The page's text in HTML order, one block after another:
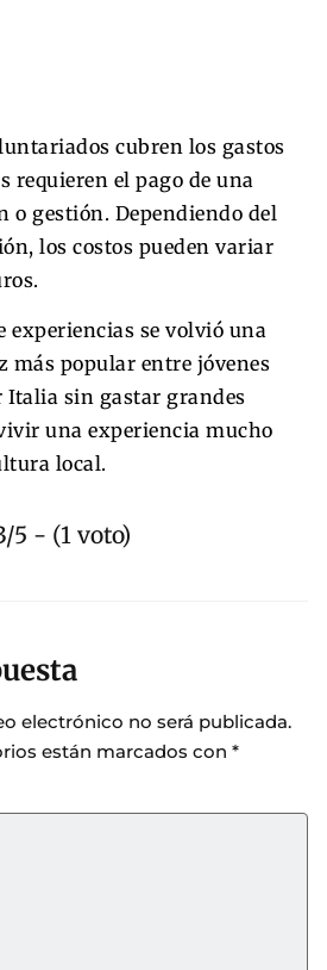
cubren los gastos
requieren el pago de una
o gestión. Dependiendo del
los costos pueden variar
experiencias se volvió una
más popular entre jóvenes
Italia sin gastar grandes
una experiencia mucho
local.
5 - (1 voto)
electrónico no será publicada.
están marcados con *